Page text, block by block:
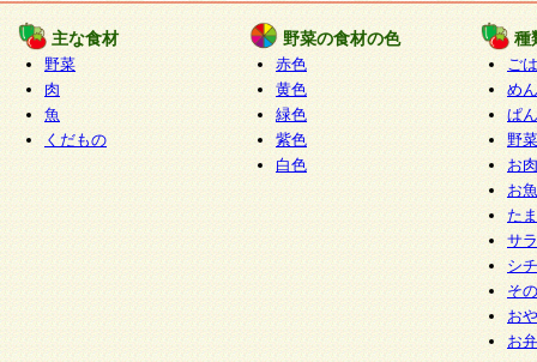
が行われるよう監督します。
○開示対象個人情報の開示等および問い合わせ窓口
本人からの求めにより、当社が本件により取得
報の利用目的の通知・開示・内容の訂正・追加
停止・消去及び第三者への提供の禁止（以下、
といいます。）に応じます。
開示等に応じる窓口は以下になります。
ぱくすく食堂個人情報お客様相談窓口 paku-
m
個人情報を与えることは任意ですが、個人情報
意をいただけない場合には、当社のサービスの
主な食材
野菜
肉
魚
くだもの
野菜の食材の色
赤色
黄色
緑色
紫色
白色
種
ご
めん
ぱん
野
お
お
た
サ
シ
そ
お
お